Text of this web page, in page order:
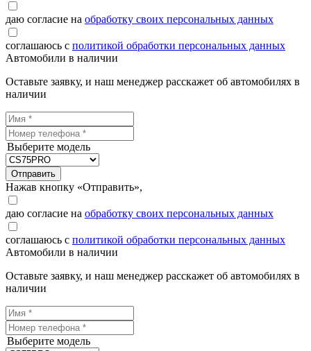
даю согласие на обработку своих персональных данных
соглашаюсь с политикой обработки персональных данных
Автомобили в наличии
Оставьте заявку, и наш менеджер расскажет об автомобилях в
наличии
Выберите модель
Отправить
Нажав кнопку «Отправить»,
даю согласие на обработку своих персональных данных
соглашаюсь с политикой обработки персональных данных
Автомобили в наличии
Оставьте заявку, и наш менеджер расскажет об автомобилях в
наличии
Выберите модель